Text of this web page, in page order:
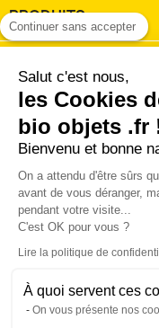
PRODUITS
VOTRE COMPTE
INFORMATIONS
J'accepte les
les
la charte
© 2026 - Logiciel
Continuer sans accepter
Salut c'est nous,
les Cookies
bio objets .fr
Bienvenu et bonne
On a attendu d'être sûrs
avant de vous déranger,
pendant votre visite...
C'est OK pour vous ?
Lire la politique de
À quoi servent ces
On vous présente nos